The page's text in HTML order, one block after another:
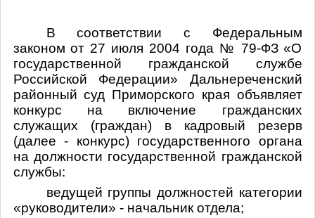
В соответствии с Федеральным
законом от 27 июля 2004 года № 79-ФЗ «О
государственной гражданской службе
Российской Федерации» Дальнереченский
районный суд Приморского края объявляет
конкурс на включение гражданских
служащих (граждан) в кадровый резерв
(далее - конкурс) государственного органа
на должности государственной гражданской
службы:
ведущей группы должностей категории
«руководители» - начальник отдела;